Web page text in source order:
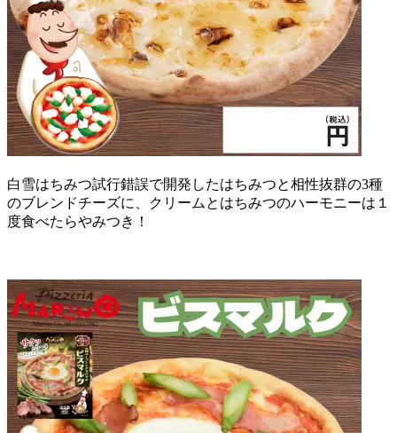
白雪はちみつ試行錯誤で開発したはちみつと相性抜群の3種
のブレンドチーズに、クリームとはちみつのハーモニーは１
度食べたらやみつき！